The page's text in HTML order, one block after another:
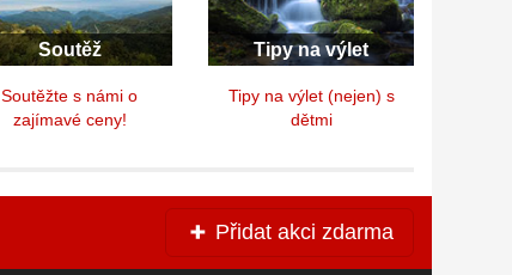
Soutěž
Soutěžte s námi o
zajímavé ceny!
Tipy na výlet
Tipy na výlet (nejen) s
dětmi
Přidat akci zdarma